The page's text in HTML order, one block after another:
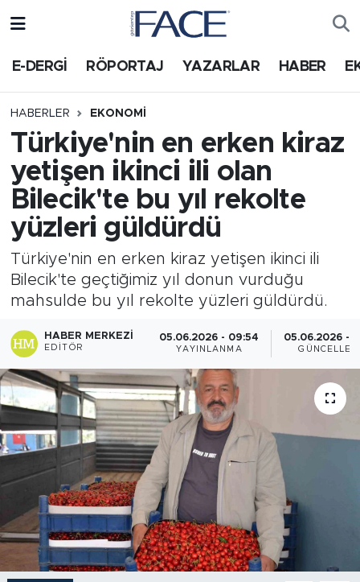
E-DERGİ RÖPORTAJ YAZARLAR HABER
HABERLER EKONOMI
Türkiye'nin en erken kiraz
yetişen ikinci ili olan
Bilecik'te bu yıl rekolte
yüzleri güldürdü
Türkiye'nin en erken kiraz yetişen ikinci ili
Bilecik'te geçtiğimiz yıl donun vurduğu
mahsulde bu yıl rekolte yüzleri güldürdü.
HABER MERKEZI
EDITÖR
05.06.2026 - 09:54
YAYINLANMA
05.06.2026 -
HABER
Nöbetçi Eczaneler
Trafik Durumu
Süper Lig Puan Durumu ve Fikstür
Tüm Manşetler
Son Dakika Haberleri
Haber Arşivi